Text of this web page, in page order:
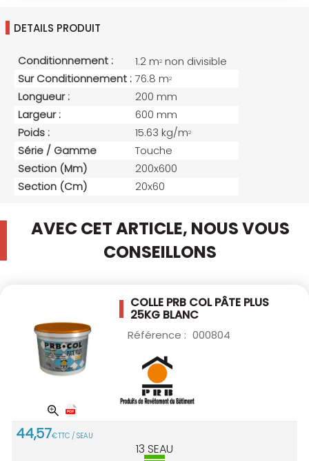
DETAILS PRODUIT
Conditionnement : 1.2 m2 non divisible
Sur Conditionnement : 76.8 m2
Longueur :
200 mm
Largeur :
600 mm
Poids :
15.63 kg/m2
Série / Gamme
Touche
Section (mm)
200x600
Section (cm)
20x60
AVEC CET ARTICLE, NOUS VOUS
CONSEILLONS
COLLE PRB COL PÂTE PLUS
25KG BLANC
Référence : 000804
44,57€TTC / SEAU
13 SEAU